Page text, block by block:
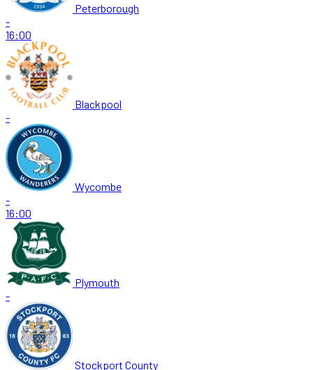
Peterborough
-
16:00
Blackpool
-
Wycombe
-
16:00
Plymouth
-
Stockport County